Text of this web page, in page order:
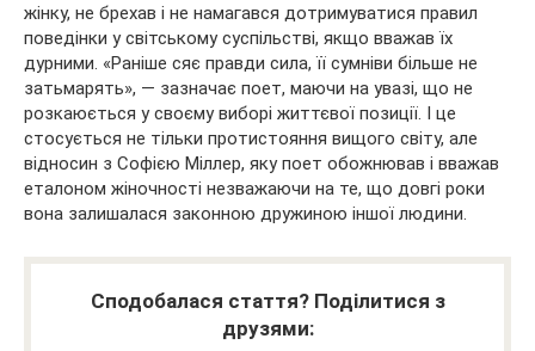
жінку, не брехав і не намагався дотримуватися правил
поведінки у світському суспільстві, якщо вважав їх
дурними. «Раніше сяє правди сила, її сумніви більше не
затьмарять», — зазначає поет, маючи на увазі, що не
розкаюється у своєму виборі життєвої позиції. І це
стосується не тільки протистояння вищого світу, але
відносин з Софією Міллер, яку поет обожнював і вважав
еталоном жіночності незважаючи на те, що довгі роки
вона залишалася законною дружиною іншої людини.
Сподобалася стаття? Поділитися з
друзями: